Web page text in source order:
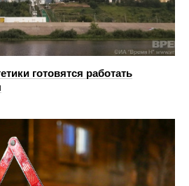
готовятся работать